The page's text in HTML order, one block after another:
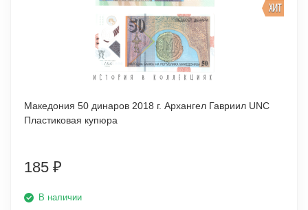
ХИТ
Македония 50 динаров 2018 г. Архангел Гавриил UNC
Пластиковая купюра
185 ₽
В наличии